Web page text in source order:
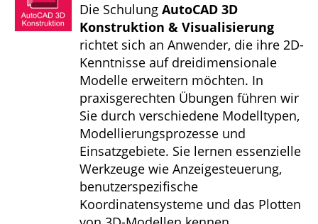
Die Schulung AutoCAD 3D
Konstruktion & Visualisierung
richtet sich an Anwender, die ihre 2D-
Kenntnisse auf dreidimensionale
Modelle erweitern möchten. In
praxisgerechten Übungen führen wir
Sie durch verschiedene Modelltypen,
Modellierungsprozesse und
Einsatzgebiete. Sie lernen essenzielle
Werkzeuge wie Anzeigesteuerung,
benutzerspezifische
Koordinatensysteme und das Plotten